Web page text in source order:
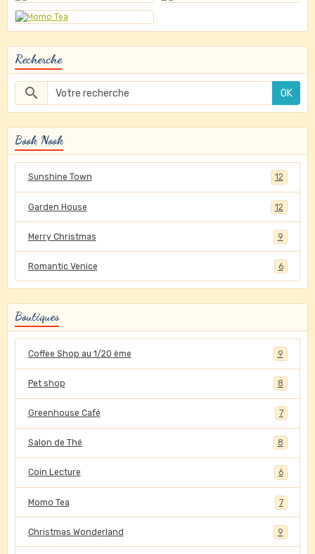
Recherche
OK
Book Nook
Sunshine Town 12
Garden House 12
Merry Christmas 9
Romantic Venice 6
Boutiques
Coffee Shop au 1/20 ème 9
Pet shop 8
Greenhouse Café 7
Salon de Thé 8
Coin Lecture 6
Momo Tea 7
Christmas Wonderland 9